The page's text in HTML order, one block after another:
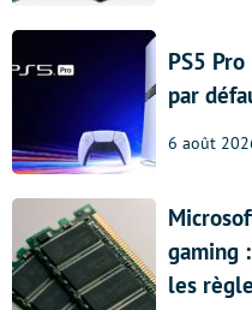
PS5
par
6 août
gaming
les